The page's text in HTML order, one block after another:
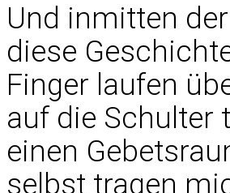
Und inmitten
diese
Finger laufen
auf die Schulter
einen
selbst tragen